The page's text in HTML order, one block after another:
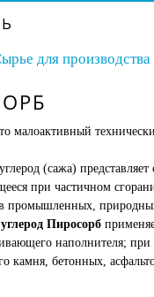
для производства
малоактивный
(сажа)
при частичном
промышленных,
Пиросорб
наполнителя;
камня, бетонных,